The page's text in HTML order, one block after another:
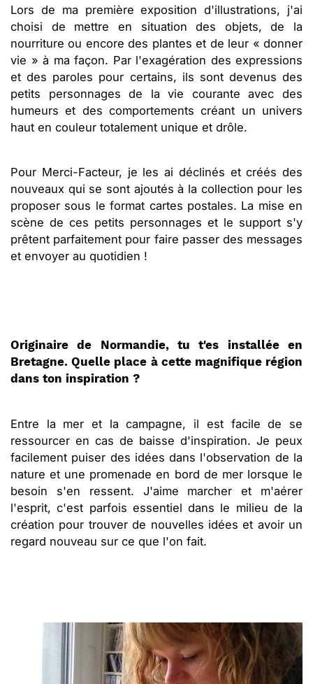
Lors de ma première exposition d'illustrations, j'ai
choisi de mettre en situation des objets, de la
nourriture ou encore des plantes et de leur « donner
vie » à ma façon. Par l'exagération des expressions
et des paroles pour certains, ils sont devenus des
petits personnages de la vie courante avec des
humeurs et des comportements créant un univers
haut en couleur totalement unique et drôle.
Pour Merci-Facteur, je les ai déclinés et créés des
nouveaux qui se sont ajoutés à la collection pour les
proposer sous le format cartes postales. La mise en
scène de ces petits personnages et le support s'y
prêtent parfaitement pour faire passer des messages
et envoyer au quotidien !
Originaire de Normandie, tu t'es installée en
Bretagne. Quelle place à cette magnifique région
dans ton inspiration ?
Entre la mer et la campagne, il est facile de se
ressourcer en cas de baisse d'inspiration. Je peux
facilement puiser des idées dans l'observation de la
nature et une promenade en bord de mer lorsque le
besoin s'en ressent. J'aime marcher et m'aérer
l'esprit, c'est parfois essentiel dans le milieu de la
création pour trouver de nouvelles idées et avoir un
regard nouveau sur ce que l'on fait.